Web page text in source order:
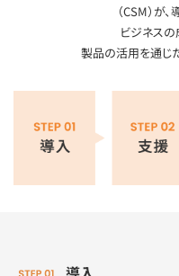
（CSM）が、
ビジネスの
製品の活用を通じ